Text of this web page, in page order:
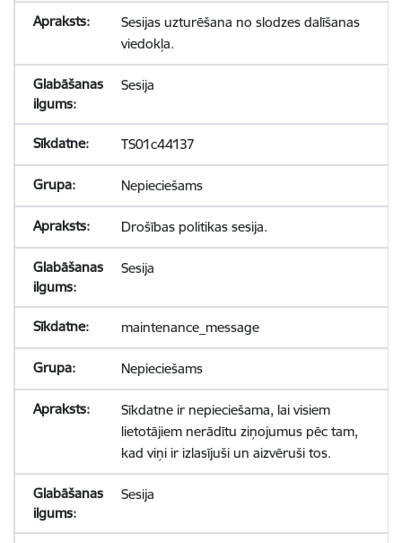
Sesijas uzturēšana no slodzes dalīšanas
viedokļa.
Sesija
TS01c44137
Nepieciešams
Drošības politikas sesija.
Sesija
maintenance_message
Nepieciešams
Sīkdatne ir nepieciešama, lai visiem
lietotājiem nerādītu ziņojumus pēc tam,
kad viņi ir izlasījuši un aizvēruši tos.
Sesija